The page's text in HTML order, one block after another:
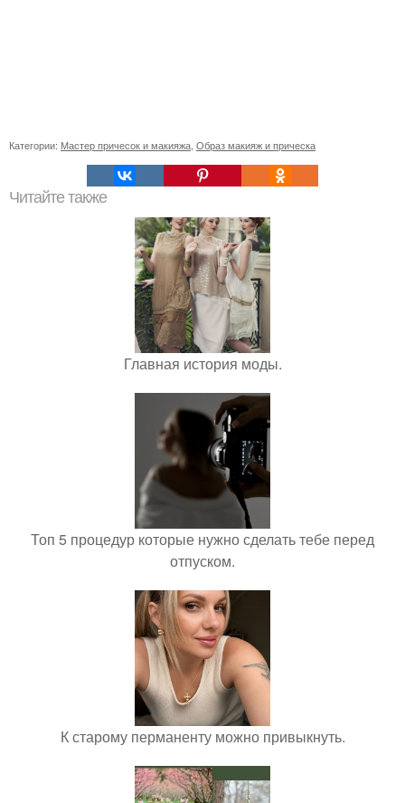
Категории: Мастер причесок и макияжа Образ макияж и прическа
Читайте также
Главная история моды.
Топ 5 процедур которые нужно сделать тебе перед
отпуском.
К старому перманенту можно привыкнуть.